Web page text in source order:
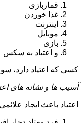
قماربازی
غذا خوردن
اینترنت
موبایل
بازی
و اعتیاد به سکس
کسی که اعتیاد دارد،
آسیب ها و نشانه های
اعتیاد باعث ایجاد